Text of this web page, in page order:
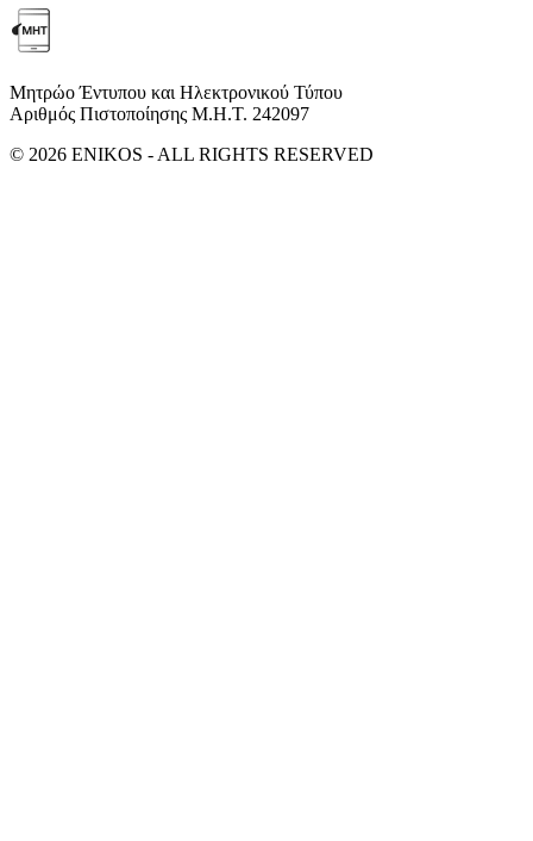
Μητρώο Έντυπου και Ηλεκτρονικού Τύπου
Αριθμός Πιστοποίησης Μ.Η.Τ. 242097
© 2026 ENIKOS - ALL RIGHTS RESERVED